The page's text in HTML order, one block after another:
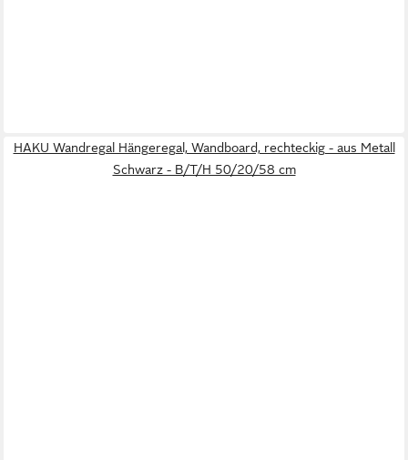
HAKU Wandregal Hängeregal, Wandboard, rechteckig - aus Metall
Schwarz - B/T/H 50/20/58 cm